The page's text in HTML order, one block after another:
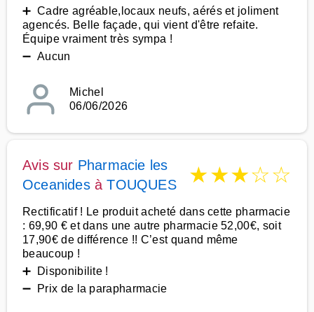
➕ Cadre agréable,locaux neufs, aérés et joliment
agencés. Belle façade, qui vient d'être refaite.
Équipe vraiment très sympa !
➖ Aucun
Michel
06/06/2026
Avis sur Pharmacie les
OceanidesàTOUQUES ★★★☆☆
Rectificatif ! Le produit acheté dans cette pharmacie
: 69,90 € et dans une autre pharmacie 52,00€, soit
17,90€ de différence !! C’est quand même
beaucoup !
➕ Disponibilite !
➖ Prix de la parapharmacie